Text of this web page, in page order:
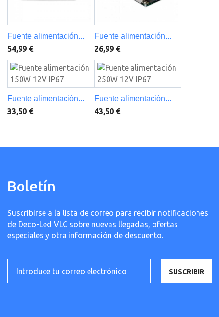
Fuente alimentación...
54,99 €
Fuente alimentación...
26,99 €
Fuente alimentación...
33,50 €
Fuente alimentación...
43,50 €
Boletín
Suscribirse a la lista de correo para recibir notificaciones
de Deco-Led VLC sobre nuevas llegadas, ofertas
especiales y otra información de descuento.
SUSCRIBIR